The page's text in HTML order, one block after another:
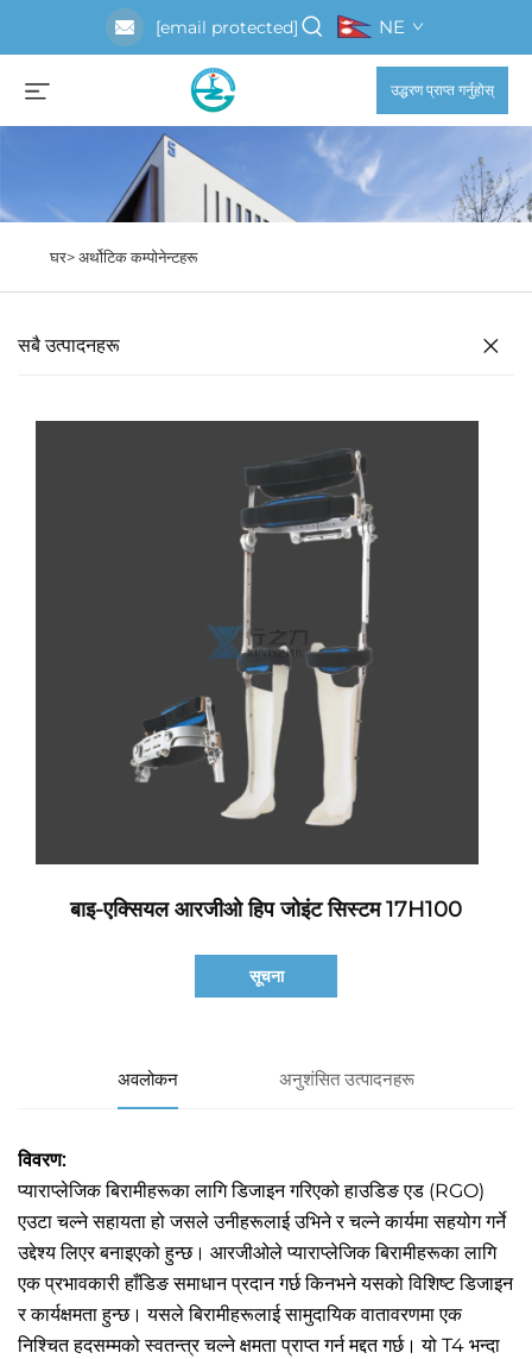
[email protected] NE
उद्धरण प्राप्त गर्नुहोस्
घर>अर्थोटिक कम्पोनेन्टहरू
सबै उत्पादनहरू
बाइ-एक्सियल आरजीओ हिप जोइंट सिस्टम 17H100
सूचना
अवलोकन अनुशंसित उत्पादनहरू
विवरण:
प्याराप्लेजिक बिरामीहरूका लागि डिजाइन गरिएको हाउडिङ एड (RGO)
एउटा चल्ने सहायता हो जसले उनीहरूलाई उभिने र चल्ने कार्यमा सहयोग गर्ने
उद्देश्य लिएर बनाइएको हुन्छ। आरजीओले प्याराप्लेजिक बिरामीहरूका लागि
एक प्रभावकारी हाँडिङ समाधान प्रदान गर्छ किनभने यसको विशिष्ट डिजाइन
र कार्यक्षमता हुन्छ। यसले बिरामीहरूलाई सामुदायिक वातावरणमा एक
निश्चित हदसम्मको स्वतन्त्र चल्ने क्षमता प्राप्त गर्न मद्दत गर्छ। यो T4 भन्दा